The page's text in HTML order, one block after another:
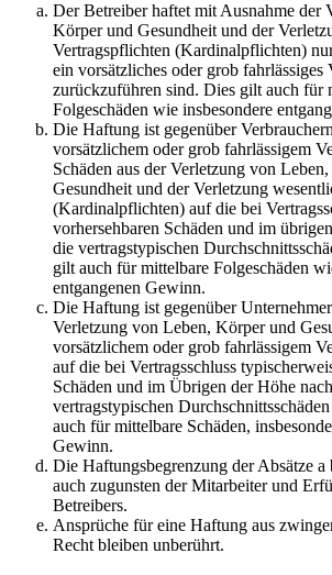
Der Betreiber haftet mit Ausnahme der
Körper und Gesundheit und der
Vertragspflichten (Kardinalpflichten)
ein vorsätzliches oder grob fahrlässiges
zurückzuführen sind. Dies gilt auch für
Folgeschäden wie insbesondere
Die Haftung ist gegenüber
vorsätzlichem oder grob fahrlässigem
Schäden aus der Verletzung von
Gesundheit und der Verletzung
(Kardinalpflichten) auf die bei
vorhersehbaren Schäden und im
die vertragstypischen
gilt auch für mittelbare Folgeschäden
entgangenen Gewinn.
Die Haftung ist gegenüber
Verletzung von Leben, Körper und
vorsätzlichem oder grob fahrlässigem
auf die bei Vertragsschluss
Schäden und im Übrigen der Höhe
vertragstypischen
auch für mittelbare Schäden,
Gewinn.
Die Haftungsbegrenzung der Absätze
auch zugunsten der Mitarbeiter und
Betreibers.
Ansprüche für eine Haftung aus
Recht bleiben unberührt.